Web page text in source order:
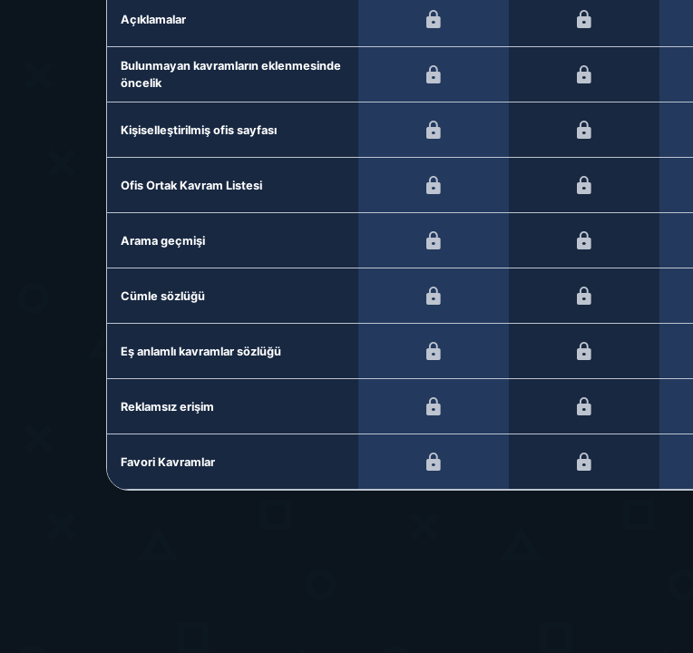
Açıklamalar
Bulunmayan kavramların eklenmesinde
öncelik
Kişiselleştirilmiş ofis sayfası
Ofis Ortak Kavram Listesi
Arama geçmişi
Cümle sözlüğü
Eş anlamlı kavramlar sözlüğü
Reklamsız erişim
Favori Kavramlar